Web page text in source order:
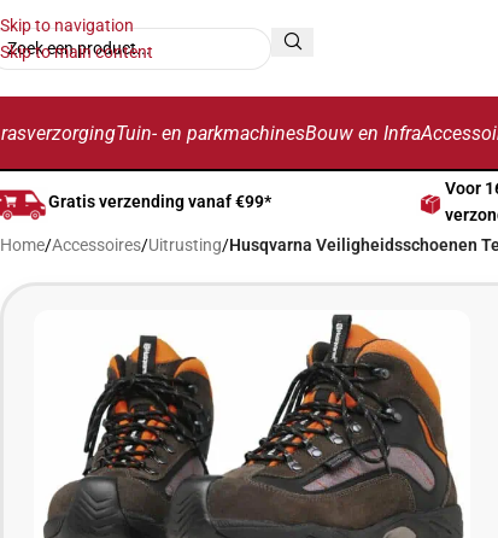
Skip to navigation
Skip to main content
Tuin- en parkmachinesBouw en Infra
Gratis verzending vanaf €99*
Voor
Home/Accessoires/Uitrusting/Husqvarna Veiligheidsschoenen